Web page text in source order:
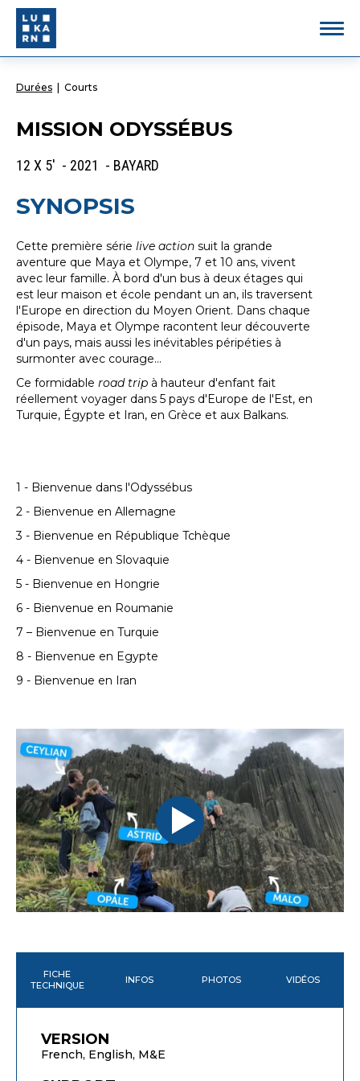
Durées Courts
MISSION ODYSSÉBUS
12 X 5' - 2021 - BAYARD
SYNOPSIS
Cette première série live action suit la grande
aventure que Maya et Olympe, 7 et 10 ans, vivent
avec leur famille. À bord d'un bus à deux étages qui
est leur maison et école pendant un an, ils traversent
l'Europe en direction du Moyen Orient. Dans chaque
épisode, Maya et Olympe racontent leur découverte
d'un pays, mais aussi les inévitables péripéties à
surmonter avec courage...
Ce formidable road trip à hauteur d'enfant fait
réellement voyager dans 5 pays d'Europe de l'Est, en
Turquie, Égypte et Iran, en Grèce et aux Balkans.
1 - Bienvenue dans l'Odyssébus
2 - Bienvenue en Allemagne
3 - Bienvenue en République Tchèque
4 - Bienvenue en Slovaquie
5 - Bienvenue en Hongrie
6 - Bienvenue en Roumanie
7 – Bienvenue en Turquie
8 - Bienvenue en Egypte
9 - Bienvenue en Iran
FICHE
TECHNIQUE
INFOS PHOTOS VIDÉOS
VERSION
French, English, M&E